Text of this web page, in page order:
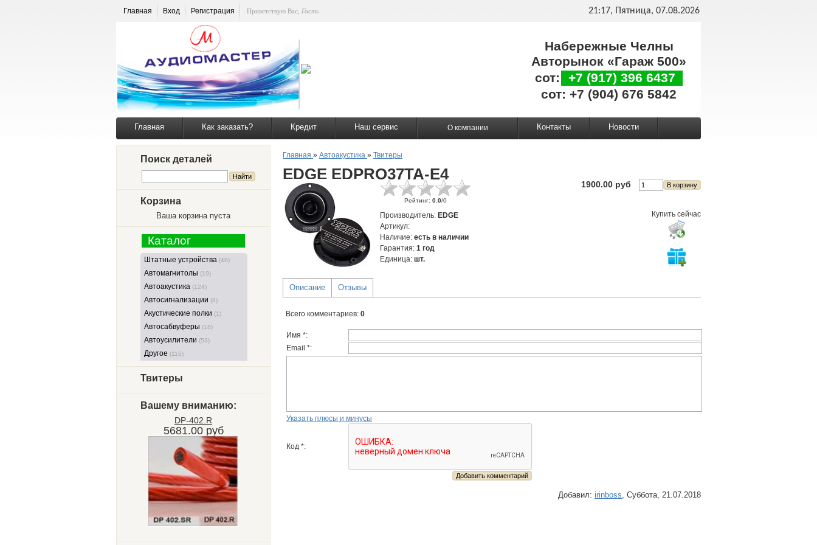
Главная Вход Регистрация Приветствую Вас Гость 21:17, Пятница, 07.08.2026
Набережные Челны
Авторынок «Гараж 500»
сот:
+7 (917) 396 6437
сот: +7 (904) 676 5842
Главная Как заказать? Кредит Наш сервис О компании Контакты Новости
Поиск деталей
Корзина
Ваша корзина пуста
Каталог
Штатные устройства (48)
Автомагнитолы (19)
Автоакустика (124)
Автосигнализации (8)
Акустические полки (1)
Автосабвуферы (18)
Автоусилители (53)
Другое (116)
Твитеры
Вашему вниманию:
DP-402.R
5681.00 руб
Главная » Автоакустика » Твитеры
EDGE EDPRO37TA-E4
Рейтинг: 0.0/0
1900.00 руб
Производитель: EDGE
Артикул:
Наличие: есть в наличии
Гарантия: 1 год
Единица: шт.
Купить сейчас
Описание Отзывы
Всего комментариев: 0
Имя *:
Email *:
Указать плюсы и минусы
Код *:
Добавил: irinboss, Суббота, 21.07.2018